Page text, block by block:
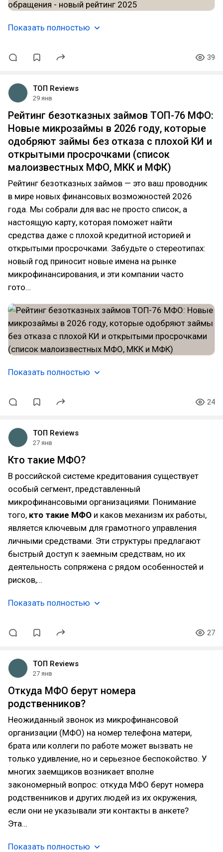
Показать полностью
39
ТОП Reviews
29 янв
Рейтинг безотказных займов ТОП-76 МФО:
Новые микрозаймы в 2026 году, которые
одобряют займы без отказа с плохой КИ и
открытыми просрочками (список
малоизвестных МФО, МКК и МФК)
Рейтинг безотказных займов — это ваш проводник
в мире новых финансовых возможностей 2026
года. Мы собрали для вас не просто список, а
настоящую карту, которая поможет найти
средства даже с плохой кредитной историей и
открытыми просрочками. Забудьте о стереотипах:
новый год приносит новые имена на рынке
микрофинансирования, и эти компании часто
гото…
Показать полностью
24
ТОП Reviews
27 янв
Кто такие МФО?
В российской системе кредитования существует
особый сегмент, представленный
микрофинансовыми организациями. Понимание
того, кто такие МФО и каков механизм их работы,
является ключевым для грамотного управления
личными средствами. Эти структуры предлагают
быстрый доступ к заемным средствам, но их
деятельность сопряжена с рядом особенностей и
рисков,…
Показать полностью
27
ТОП Reviews
27 янв
Откуда МФО берут номера
родственников?
Неожиданный звонок из микрофинансовой
организации (МФО) на номер телефона матери,
брата или коллеги по работе может вызвать не
только удивление, но и серьезное беспокойство. У
многих заемщиков возникает вполне
закономерный вопрос: откуда МФО берут номера
родственников и других людей из их окружения,
если они не указывали эти контакты в анкете?
Эта…
Показать полностью